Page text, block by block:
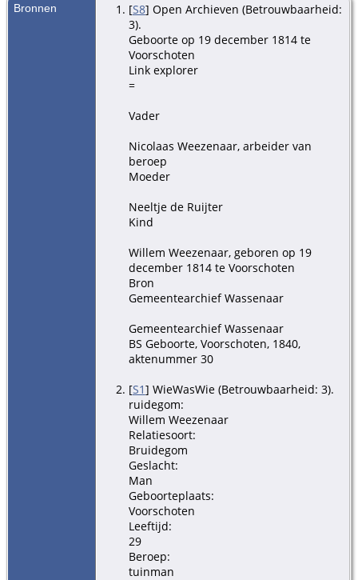
Bronnen [S8] Open Archieven (Betrouwbaarheid:
3).
Geboorte op 19 december 1814 te
Voorschoten
Link explorer
=
Vader
Nicolaas Weezenaar, arbeider van
beroep
Moeder
Neeltje de Ruijter
Kind
Willem Weezenaar, geboren op 19
december 1814 te Voorschoten
Bron
Gemeentearchief Wassenaar
Gemeentearchief Wassenaar
BS Geboorte, Voorschoten, 1840,
aktenummer 30
[S1] WieWasWie (Betrouwbaarheid: 3).
ruidegom:
Willem Weezenaar
Relatiesoort:
Bruidegom
Geslacht:
Man
Geboorteplaats:
Voorschoten
Leeftijd:
29
Beroep:
tuinman